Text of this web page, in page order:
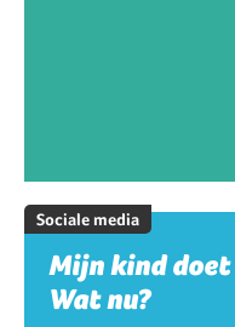
Sociale media
Mijn kind
Wat nu?